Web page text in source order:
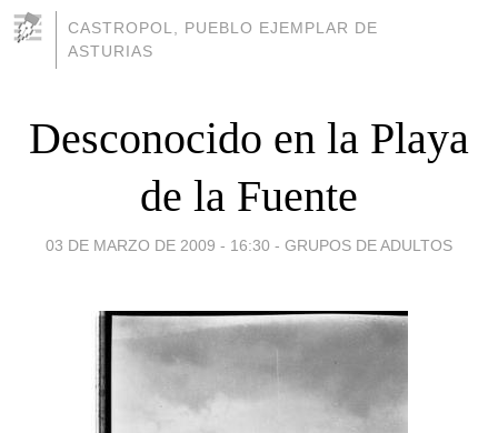
CASTROPOL, PUEBLO EJEMPLAR DE
ASTURIAS
Desconocido en la Playa
de la Fuente
03 DE MARZO DE 2009 - 16:30 - GRUPOS DE ADULTOS